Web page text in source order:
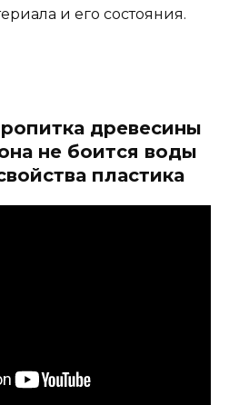
и его состояния.
древесины
не боится воды
пластика